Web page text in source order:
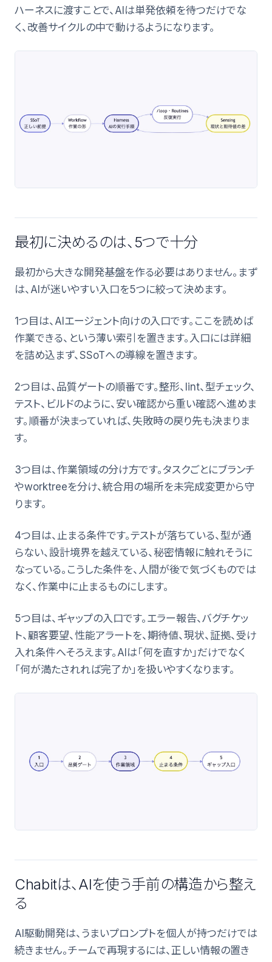
ハーネスに渡すことで、AIは単発依頼を待つだけでな
く、改善サイクルの中で動けるようになります。
最初に決めるのは、5つで十分
最初から大きな開発基盤を作る必要はありません。まず
は、AIが迷いやすい入口を5つに絞って決めます。
1つ目は、AIエージェント向けの入口です。ここを読めば
作業できる、という薄い索引を置きます。入口には詳細
を詰め込まず、SSoTへの導線を置きます。
2つ目は、品質ゲートの順番です。整形、lint、型チェック、
テスト、ビルドのように、安い確認から重い確認へ進めま
す。順番が決まっていれば、失敗時の戻り先も決まりま
す。
3つ目は、作業領域の分け方です。タスクごとにブランチ
やworktreeを分け、統合用の場所を未完成変更から守
ります。
4つ目は、止まる条件です。テストが落ちている、型が通
らない、設計境界を越えている、秘密情報に触れそうに
なっている。こうした条件を、人間が後で気づくものでは
なく、作業中に止まるものにします。
5つ目は、ギャップの入口です。エラー報告、バグチケッ
ト、顧客要望、性能アラートを、期待値、現状、証拠、受け
入れ条件へそろえます。AIは「何を直すか」だけでなく
「何が満たされれば完了か」を扱いやすくなります。
Chabitは、AIを使う手前の構造から整え
る
AI駆動開発は、うまいプロンプトを個人が持つだけでは
続きません。チームで再現するには、正しい情報の置き